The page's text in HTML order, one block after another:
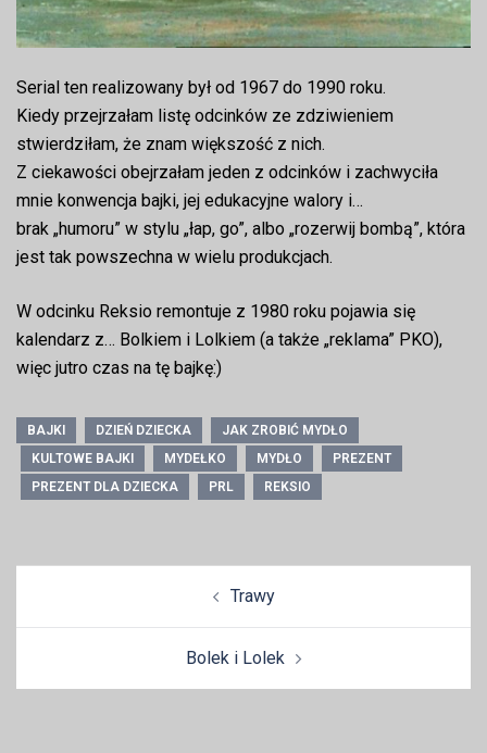
Serial ten realizowany był od 1967 do 1990 roku.
Kiedy przejrzałam listę odcinków ze zdziwieniem
stwierdziłam, że znam większość z nich.
Z ciekawości obejrzałam jeden z odcinków i zachwyciła
mnie konwencja bajki, jej edukacyjne walory i…
brak „humoru” w stylu „łap, go”, albo „rozerwij bombą”, która
jest tak powszechna w wielu produkcjach.
W odcinku Reksio remontuje z 1980 roku pojawia się
kalendarz z… Bolkiem i Lolkiem (a także „reklama” PKO),
więc jutro czas na tę bajkę:)
BAJKI DZIEŃ DZIECKA
JAK ZROBIĆ MYDŁO
KULTOWE BAJKI
MYDEŁKO MYDŁO
PREZENT
PREZENT DLA DZIECKA
PRL REKSIO
Trawy
Bolek i Lolek